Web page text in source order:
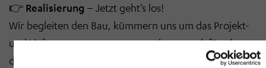
👉 Realisierung – Jetzt geht’s los!
Wir begleiten den Bau, kümmern uns um das Projekt-
und Lieferantenmanagement und sorgen dafür, dass
die Inbetriebnahme reibungslos läuft.